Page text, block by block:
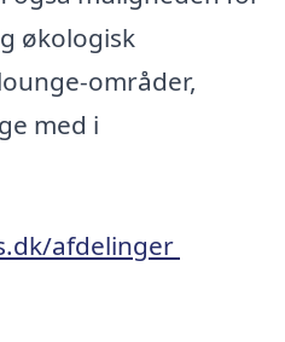
økologisk
områder,
med i
afdelinger